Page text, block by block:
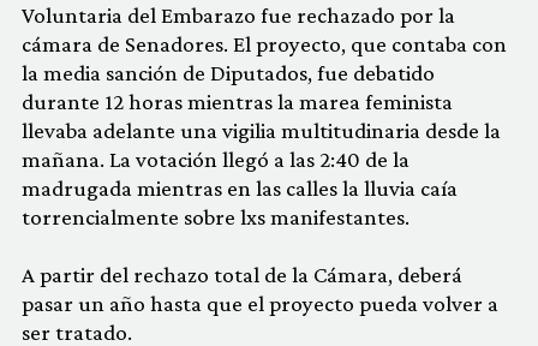
Voluntaria del Embarazo fue rechazado por la
cámara de Senadores. El proyecto, que contaba con
la media sanción de Diputados, fue debatido
durante 12 horas mientras la marea feminista
llevaba adelante una vigilia multitudinaria desde la
mañana. La votación llegó a las 2:40 de la
madrugada mientras en las calles la lluvia caía
torrencialmente sobre lxs manifestantes.
A partir del rechazo total de la Cámara, deberá
pasar un año hasta que el proyecto pueda volver a
ser tratado.